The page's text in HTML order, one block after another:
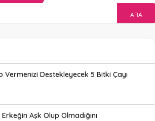
Vermenizi Destekleyecek 5 Bitki Çayı
Aşk Olup Olmadığını